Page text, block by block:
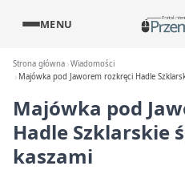
MENU
Strona główna Wiadomości
Majówka pod Jaworem rozkręci Hadle
Majówka pod
Hadle Szklarskie
kaszami